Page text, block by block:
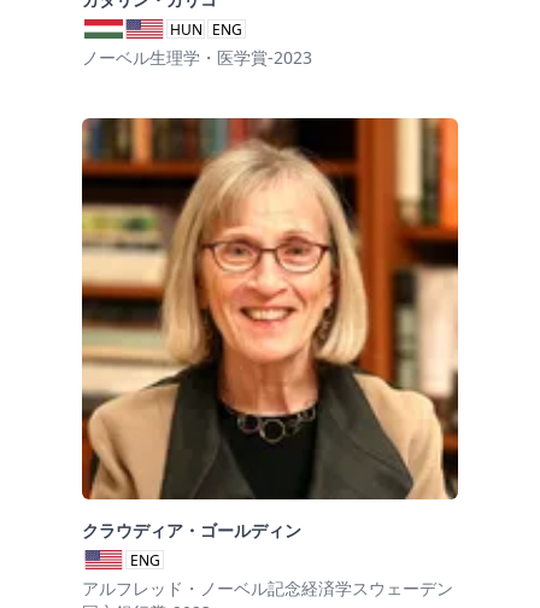
HUN ENG
ノーベル生理学・医学賞-2023
クラウディア・ゴールディン
ENG
アルフレッド・ノーベル記念経済学スウェーデン